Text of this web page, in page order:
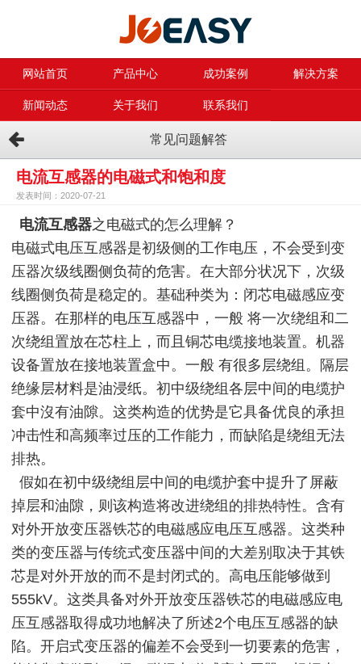
网站首页 产品中心 成功案例 解决方案
新闻动态 关于我们 联系我们
常见问题解答
电流互感器的电磁式和饱和度
发表时间：2020-07-21
电流互感器之电磁式的怎么理解？
电磁式电压互感器是初级侧的工作电压，不会受到变
压器次级线圈侧负荷的危害。在大部分状况下，次级
线圈侧负荷是稳定的。基础种类为：闭芯电磁感应变
压器。在那样的电压互感器中，一般 将一次绕组和二
次绕组置放在芯柱上，而且铜芯电缆接地装置。机器
设备置放在接地装置盒中。一般 有很多层绕组。隔层
绝缘层材料是油浸纸。初中级绕组各层中间的电缆护
套中沒有油隙。这类构造的优势是它具备优良的承担
冲击性和高频率过压的工作能力，而缺陷是绕组无法
排热。
假如在初中级绕组层中间的电缆护套中提升了屏蔽
掉层和油隙，则该构造将改进绕组的排热特性。含有
对外开放变压器铁芯的电磁感应电压互感器。这类种
类的变压器与传统式变压器中间的大差别取决于其铁
芯是对外开放的而不是封闭式的。高电压能够做到
555kV。这类具备对外开放变压器铁芯的电磁感应电
压互感器取得成功地解决了所述2个电压互感器的缺
陷。开启式变压器的偏差不会受到一切要素的危害，